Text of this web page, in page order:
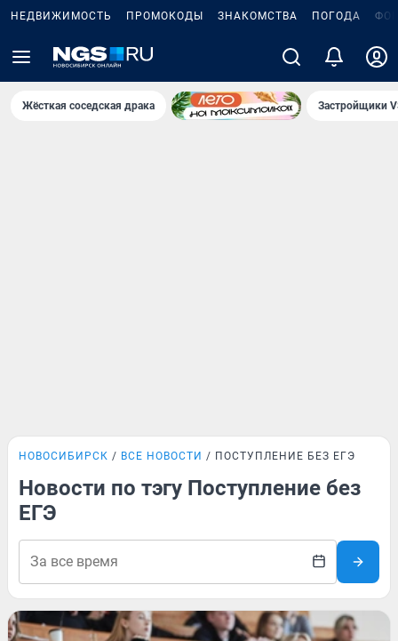
НЕДВИЖИМОСТЬ ПРОМОКОДЫ ЗНАКОМСТВА ПОГОДА
Жёсткая соседская драка Застройщики
НОВОСИБИРСК ВСЕ НОВОСТИ ПОСТУПЛЕНИЕ БЕЗ ЕГЭ
Новости по тэгу Поступление без
ЕГЭ